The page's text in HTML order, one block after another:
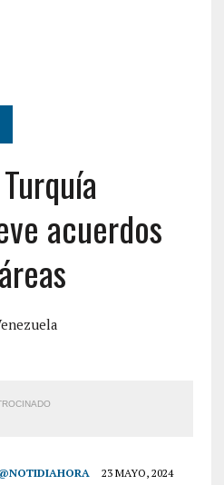
acuerdos
23 MAYO, 2024